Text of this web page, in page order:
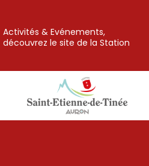
Activités & Evénements,
découvrez le site de la Station